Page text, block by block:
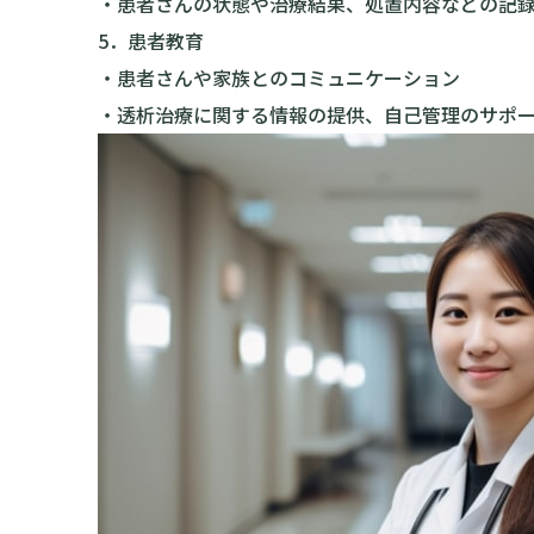
5．患者教育
・患者さんや家族とのコミュニケーション
・透析治療に関する情報の提供、自己管理のサポ